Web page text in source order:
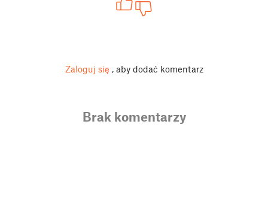
Zaloguj się , aby dodać komentarz
Brak komentarzy